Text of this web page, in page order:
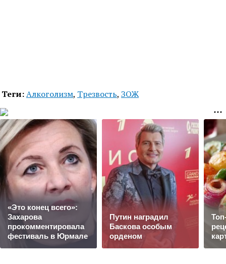
Теги:Алкоголизм, Трезвость, ЗОЖ
«Это конец всего»:
Захарова
прокомментировала
фестиваль в Юрмале
Путин наградил
Баскова особым
орденом